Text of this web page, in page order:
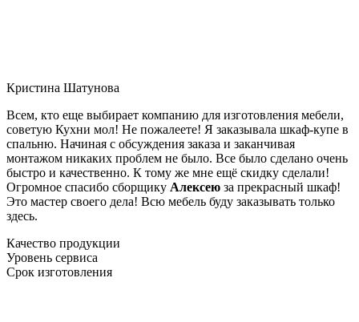
Кристина Шатунова
Всем, кто еще выбирает компанию для изготовления мебели,
советую Кухни мол! Не пожалеете! Я заказывала шкаф-купе в
спальню. Начиная с обсуждения заказа и заканчивая
монтажом никаких проблем не было. Все было сделано очень
быстро и качественно. К тому же мне ещё скидку сделали!
Огромное спасибо сборщику Алексею за прекрасный шкаф!
Это мастер своего дела! Всю мебель буду заказывать только
здесь.
Качество продукции
Уровень сервиса
Срок изготовления